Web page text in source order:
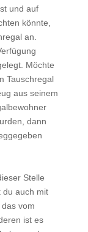
und auf
könnte,
an.
Möchte
Tauschregal
aus seinem
dann
Stelle
du auch mit
das vom
ist es